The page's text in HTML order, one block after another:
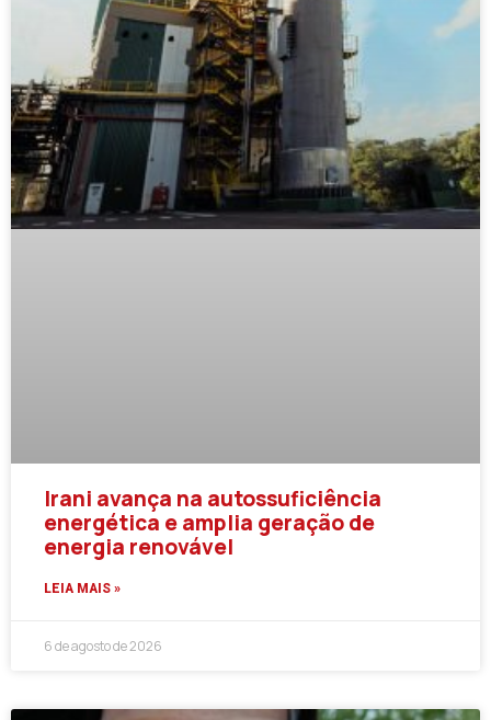
Irani avança na autossuficiência
energética e amplia geração de
energia renovável
LEIA MAIS »
6 de agosto de 2026